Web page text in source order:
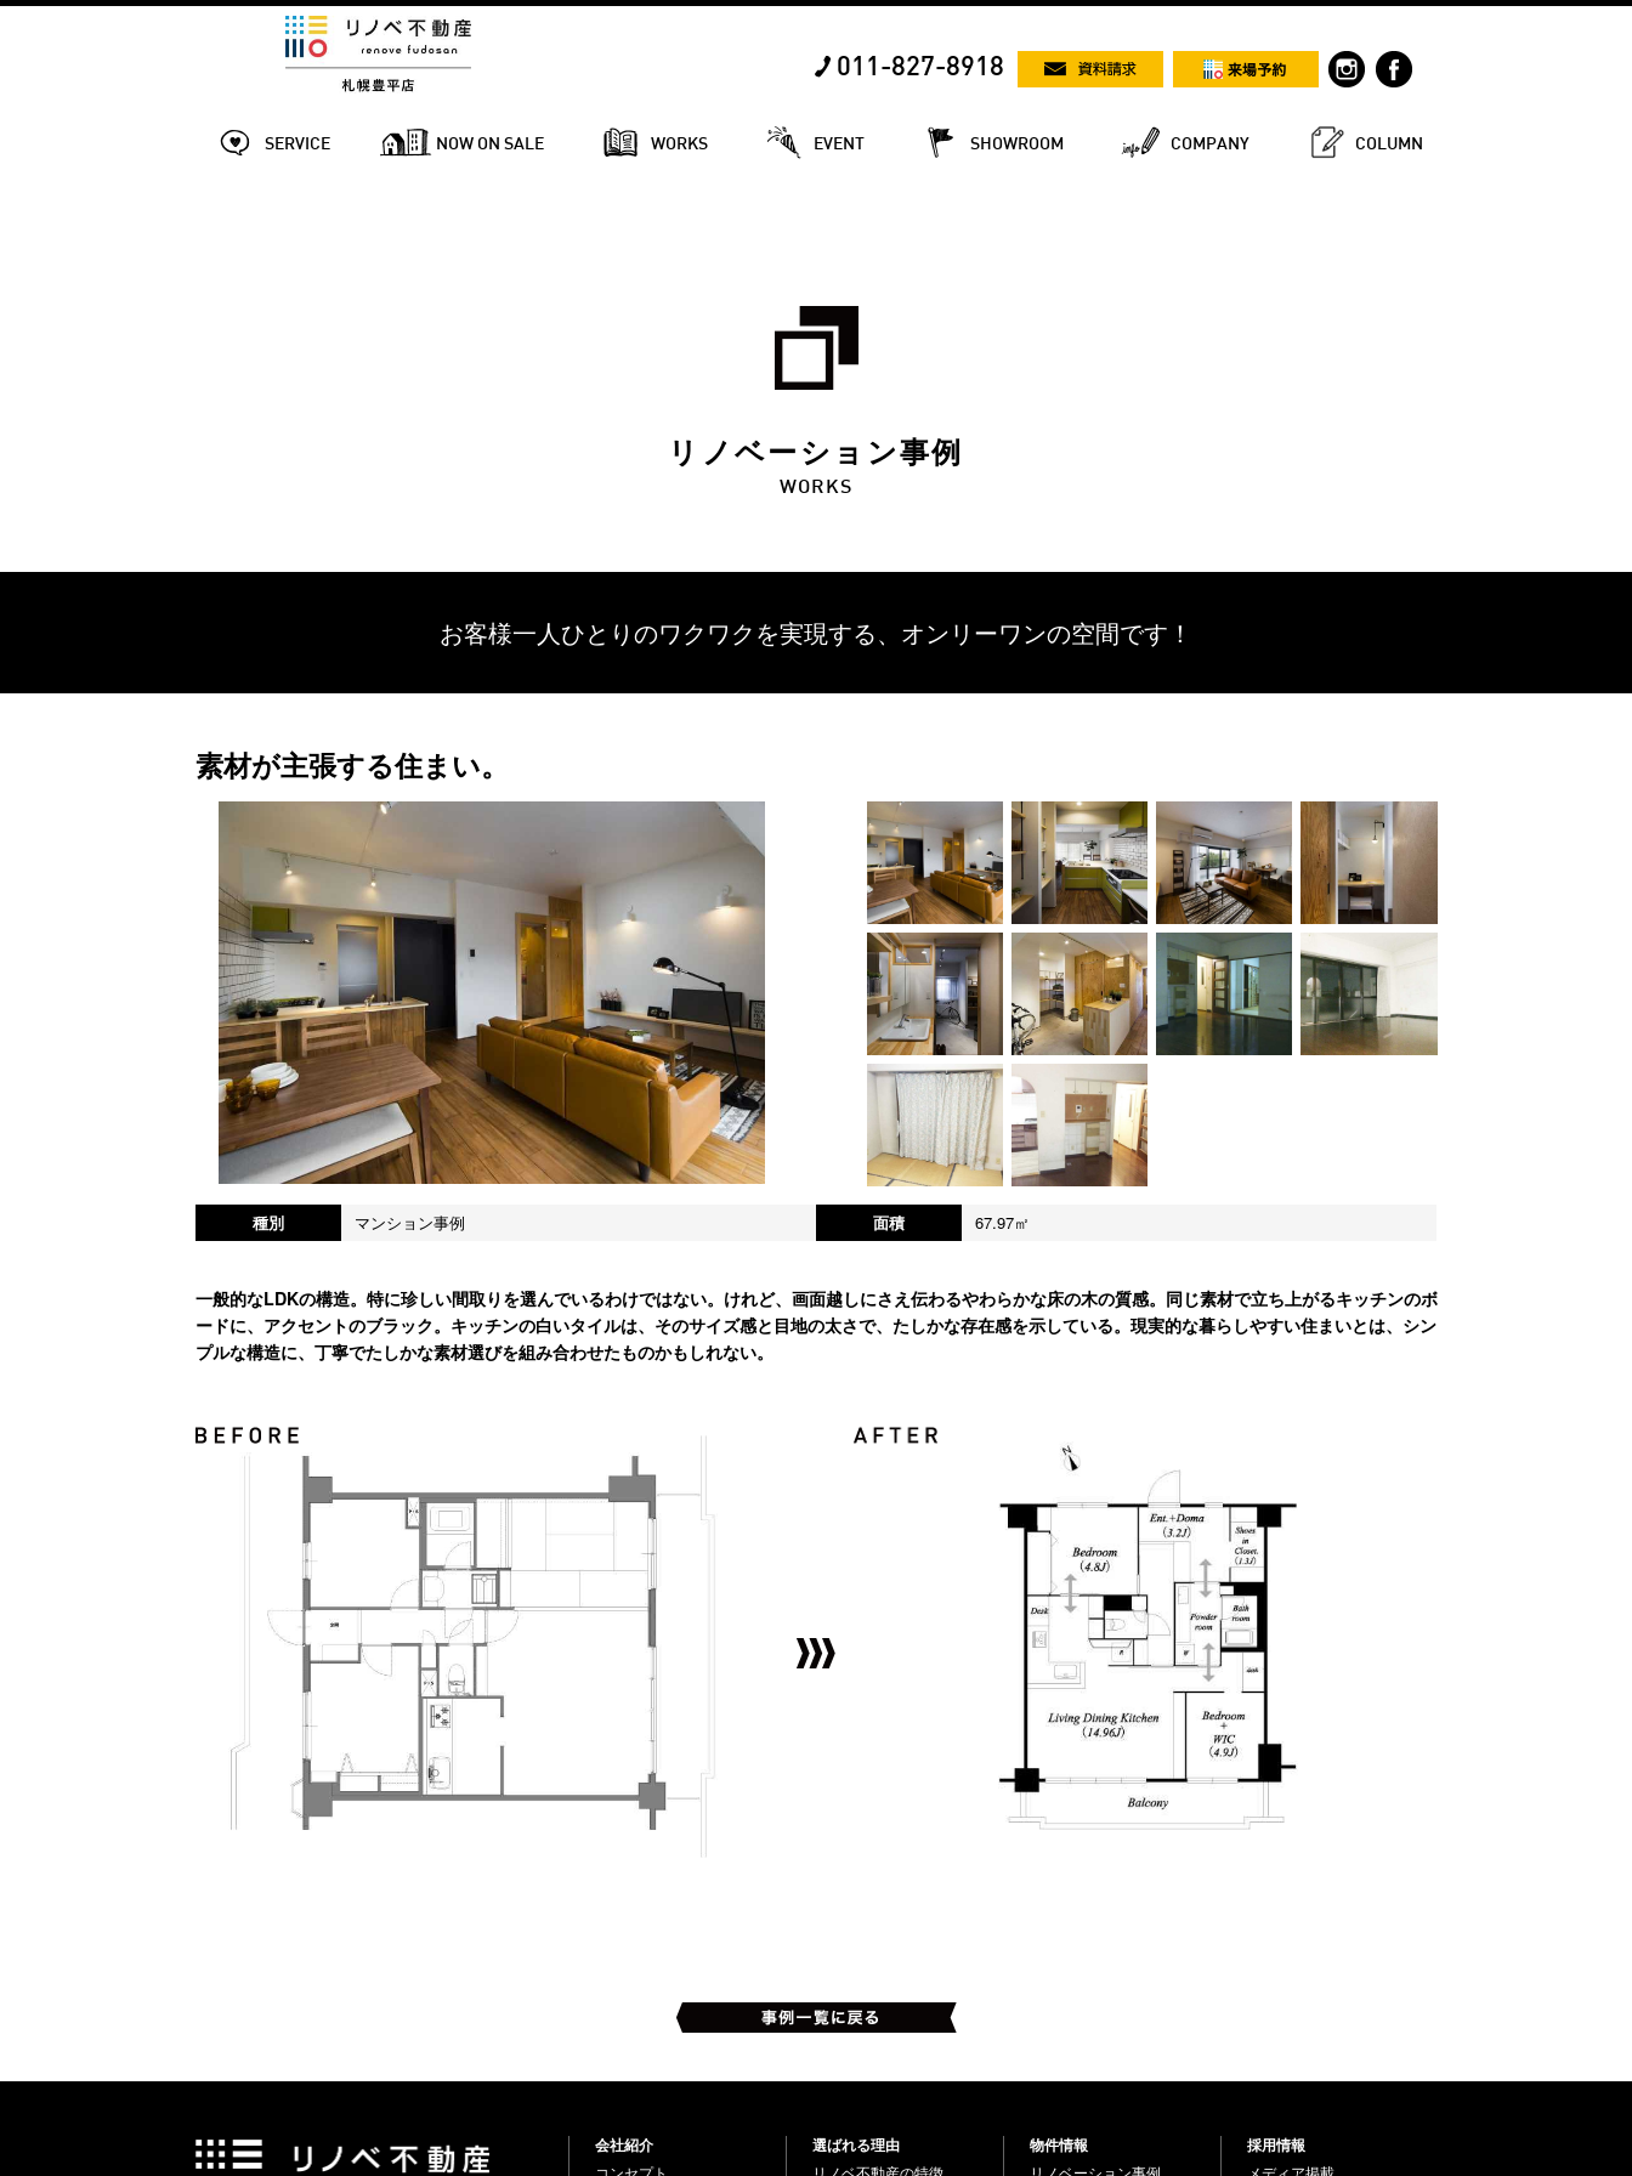
011-827-8918
SERVICE NOW ON SALE WORKS EVENT SHOWROOM COMPANY COLUMN
リノベーション事例
WORKS
お客様一人ひとりのワクワクを実現する、 オンリーワンの空間です！
素材が主張する住まい。
種別 マンション事例 面積 67.97㎡
一般的なLDKの構造。特に珍しい間取りを選んでいるわけではない。けれど、画面越しにさえ伝わるやわらかな床の木の質感。同じ素材で立ち上がるキッチンのボ
ードに、アクセントのブラック。キッチンの白いタイルは、そのサイズ感と目地の太さで、たしかな存在感を示している。現実的な暮らしやすい住まいとは、シン
プルな構造に、丁寧でたしかな素材選びを組み合わせたものかもしれない。
会社紹介
選ばれる理由
物件情報
採用情報